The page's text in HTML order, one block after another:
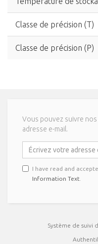
Classe de précision (T)
Classe de précision (P)
Vous pouvez suivre
adresse e-mail.
I have read and
Information Text
Système de suivi